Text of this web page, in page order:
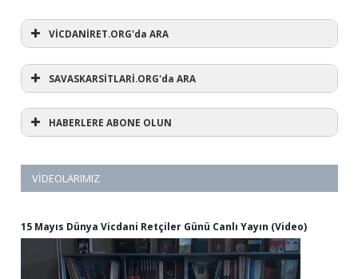
VİCDANİRET.ORG'da ARA
SAVASKARSİTLARİ.ORG'da ARA
HABERLERE ABONE OLUN
VIDEOLARIMIZ
15 Mayıs Dünya Vicdani Retçiler Günü Canlı Yayın (Video)